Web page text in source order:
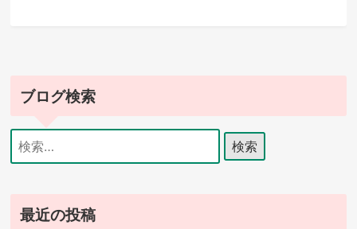
ー
ョ
ブログ検索
検
索:
最近の投稿